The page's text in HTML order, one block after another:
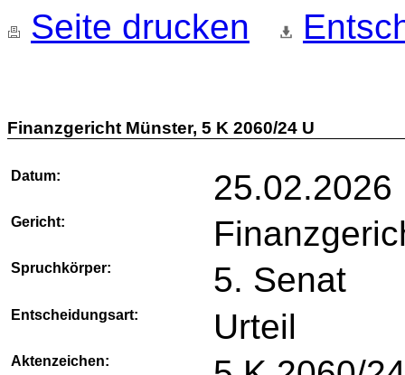
Seite drucken
Finanzgericht Münster, 5 K 2060/24 U
Datum: 25.02.2026
Gericht:
Spruchkörper: 5. Senat
Entscheidungsart: Urteil
Aktenzeichen: